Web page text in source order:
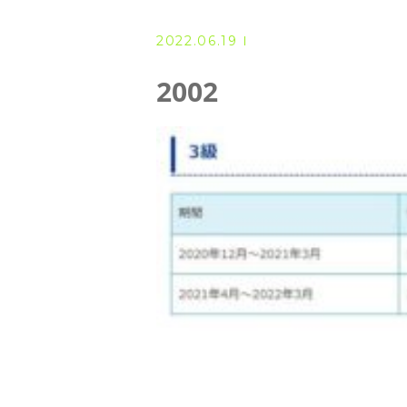
◆ オンラインによる授業／体験
◇ 書籍出版
◇ Youtubeチャンネル・ラ
◇ よくある質問
◇ お客様の声
2022.06.19
2002